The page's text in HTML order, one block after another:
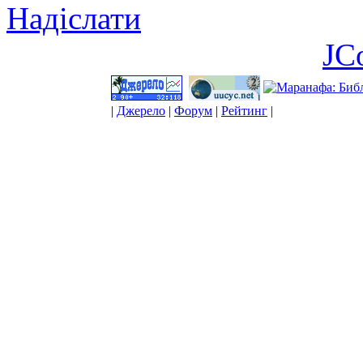
Надіслати
Джерело Форум Рейтинг